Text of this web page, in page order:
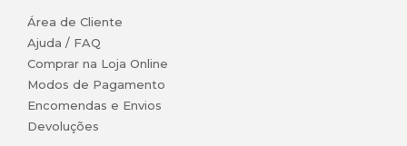
Área de Cliente
Ajuda / FAQ
Comprar na Loja Online
Modos de Pagamento
Encomendas e Envios
Devoluções